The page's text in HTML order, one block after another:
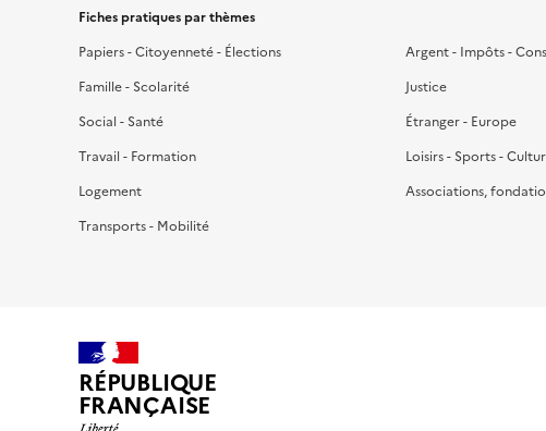
Fiches pratiques par thèmes
Papiers - Citoyenneté - Élections
Famille - Scolarité
Social - Santé
Travail - Formation
Logement
Transports - Mobilité
Argent - Impôts -
Justice
Étranger - Europe
Loisirs - Sports -
Associations,
RÉPUBLIQUE
FRANÇAISE